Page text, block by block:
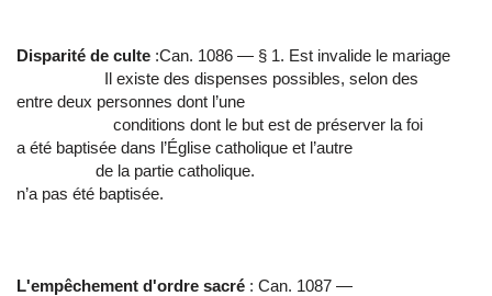
Disparité de culte :Can. 1086 — § 1. Est invalide le mariage
Il existe des dispenses possibles, selon des
entre deux personnes dont l’une
conditions dont le but est de préserver la foi
a été baptisée dans l’Église catholique et l’autre
de la partie catholique.
n’a pas été baptisée.
L'empêchement d'ordre sacré : Can. 1087 —